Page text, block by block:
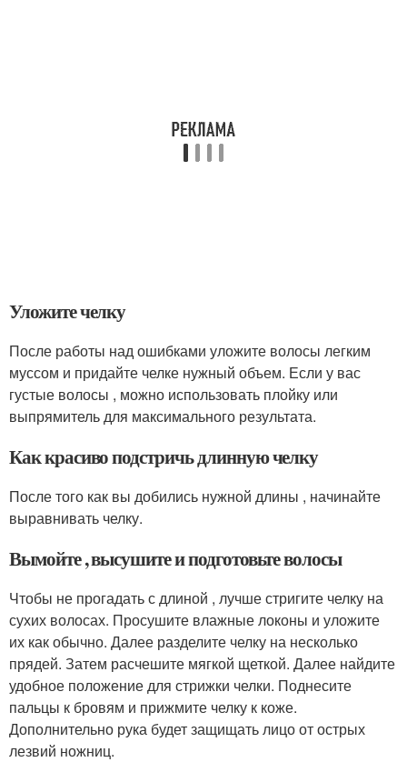
Уложите челку
После работы над ошибками уложите волосы легким
муссом и придайте челке нужный объем. Если у вас
густые волосы , можно использовать плойку или
выпрямитель для максимального результата.
Как красиво подстричь длинную челку
После того как вы добились нужной длины , начинайте
выравнивать челку.
Вымойте , высушите и подготовьте волосы
Чтобы не прогадать с длиной , лучше стригите челку на
сухих волосах. Просушите влажные локоны и уложите
их как обычно. Далее разделите челку на несколько
прядей. Затем расчешите мягкой щеткой. Далее найдите
удобное положение для стрижки челки. Поднесите
пальцы к бровям и прижмите челку к коже.
Дополнительно рука будет защищать лицо от острых
лезвий ножниц.